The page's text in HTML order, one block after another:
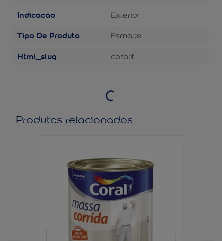
Indicacao Exterior
Tipo De Produto Esmalte
Html_slug coralit
Produtos relacionados